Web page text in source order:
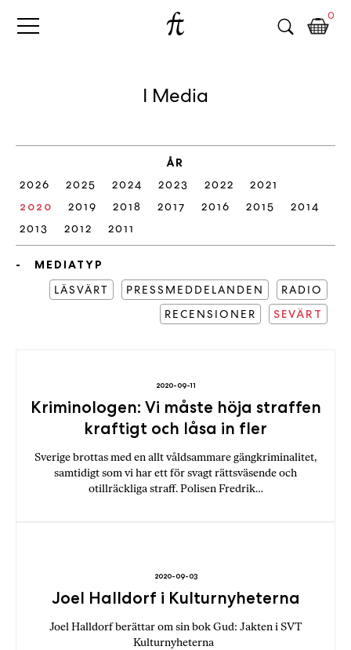
Fri
B
o
n
p
å
n
t
t
,
k
ö
c
k
r
o
n
o
s
F
0
I Media
ÅR
2026
2025 2024 2023 2022
2021
2020
2019 2018 2017 2016 2015
2014
2013
2012 2011
MEDIATYP
LÄSVÄRT
PRESSMEDDELANDEN
RADIO
RECENSIONER
SEVÄRT
2020-09-11
Kriminologen: Vi måste höja straffen
kraftigt och låsa in fler
Sverige brottas med en allt våldsammare gängkriminalitet,
samtidigt som vi har ett för svagt rättsväsende och
otillräckliga straff. Polisen Fredrik…
2020-09-03
Joel Halldorf i Kulturnyheterna
Joel Halldorf berättar om sin bok Gud: Jakten i SVT
Kulturnyheterna